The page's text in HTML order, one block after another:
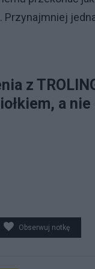
Przynajmniej
z
a nie
Obserwuj notkę